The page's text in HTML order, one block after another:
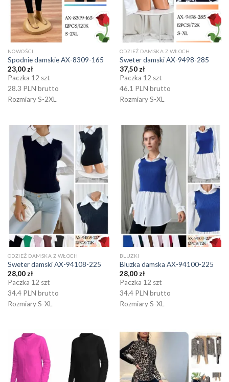
NOWOŚCI
Spodnie damskie AX-8309-165
23,00zł
Paczka 12 szt
28.3 PLN brutto
Rozmiary S-2XL
ODZIEŻ DAMSKA Z WŁOCH
Sweter damski AX-9498-285
37,50zł
Paczka 12 szt
46.1 PLN brutto
Rozmiary S-XL
ODZIEŻ DAMSKA Z WŁOCH
Sweter damski AX-94108-225
28,00zł
Paczka 12 szt
34.4 PLN brutto
Rozmiary S-XL
BLUZKI
Bluzka damska AX-94100-225
28,00zł
Paczka 12 szt
34.4 PLN brutto
Rozmiary S-XL